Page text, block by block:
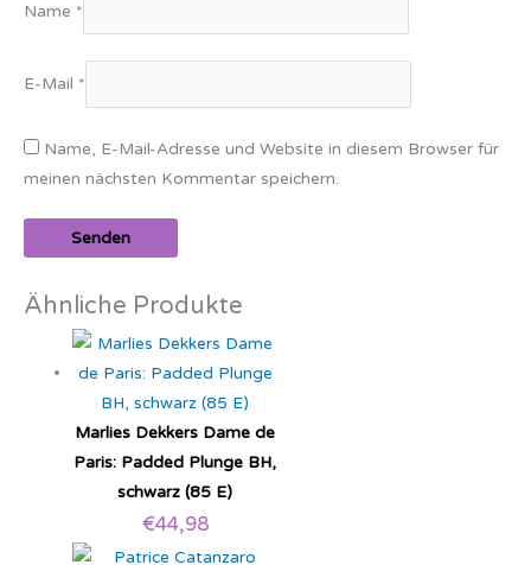
Name *
E-Mail *
Name, E-Mail-Adresse und Website in diesem Browser für
meinen nächsten Kommentar speichern.
Ähnliche Produkte
Marlies Dekkers Dame de
Paris: Padded Plunge BH,
schwarz (85 E)
€44,98